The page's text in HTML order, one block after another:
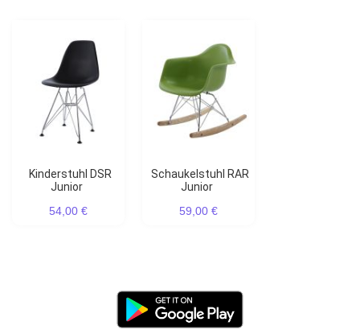
Kinderstuhl DSR
Junior
54,00 €
Schaukelstuhl RAR
Junior
59,00 €